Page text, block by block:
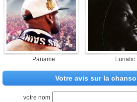
Paname Lunatic
Votre avis sur la
votre nom